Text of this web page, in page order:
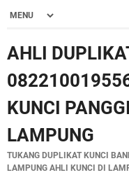
AHLI
KUNCI
LAMPUNG
TUKANG DUPLIKAT KUNCI
LAMPUNG AHLI KUNCI DI